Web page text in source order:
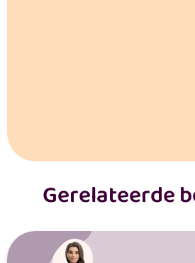
Gerelateerde